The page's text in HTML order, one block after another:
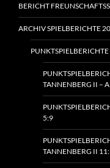
BERICHT
ARCHIV SPIELBERICHTE
TANNENBERG II –
5:9
TANNENBERG II